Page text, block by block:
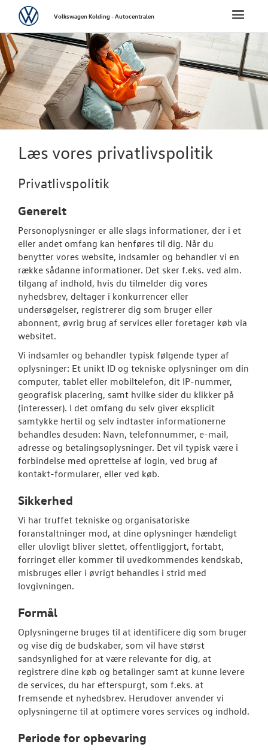
FORSIDE
NYE
NYE VAREBILER
BRUGTE BILER
NYHEDER
TILBEHØR
RESERVEDELE
Toggle
VolkswagenVolkswagen Kolding - Autocentralen
Læs vores privatlivspolitik
Privatlivspolitik
Generelt
Personoplysninger er alle slags informationer, der i et
eller andet omfang kan henføres til dig. Når du
benytter vores website, indsamler og behandler vi en
række sådanne informationer. Det sker f.eks. ved alm.
tilgang af indhold, hvis du tilmelder dig vores
nyhedsbrev, deltager i konkurrencer eller
undersøgelser, registrerer dig som bruger eller
abonnent, øvrig brug af services eller foretager køb via
websitet.
Vi indsamler og behandler typisk følgende typer af
oplysninger: Et unikt ID og tekniske oplysninger om din
computer, tablet eller mobiltelefon, dit IP-nummer,
geografisk placering, samt hvilke sider du klikker på
(interesser). I det omfang du selv giver eksplicit
samtykke hertil og selv indtaster informationerne
behandles desuden: Navn, telefonnummer, e-mail,
adresse og betalingsoplysninger. Det vil typisk være i
forbindelse med oprettelse af login, ved brug af
kontakt-formularer, eller ved køb.
Sikkerhed
Vi har truffet tekniske og organisatoriske
foranstaltninger mod, at dine oplysninger hændeligt
eller ulovligt bliver slettet, offentliggjort, fortabt,
forringet eller kommer til uvedkommendes kendskab,
misbruges eller i øvrigt behandles i strid med
lovgivningen.
Formål
Oplysningerne bruges til at identificere dig som bruger
og vise dig de budskaber, som vil have størst
sandsynlighed for at være relevante for dig, at
registrere dine køb og betalinger samt at kunne levere
de services, du har efterspurgt, som f.eks. at
fremsende et nyhedsbrev. Herudover anvender vi
oplysningerne til at optimere vores services og indhold.
Periode for opbevaring